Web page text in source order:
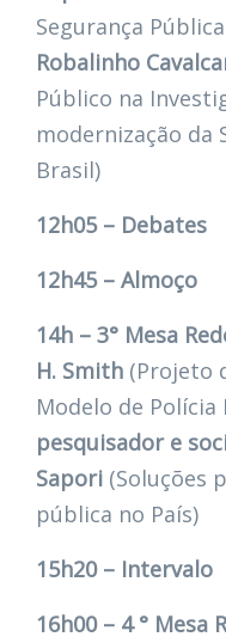
Segurança
Robalinho
Público na
modernização da
Brasil)
12h05 – Debates
12h45 – Almoço
14h – 3° Mesa
H. Smith (Projeto
Modelo de
pesquisador e
Sapori (Soluções
pública no País)
15h20 – Intervalo
16h00 – 4 ° Mesa